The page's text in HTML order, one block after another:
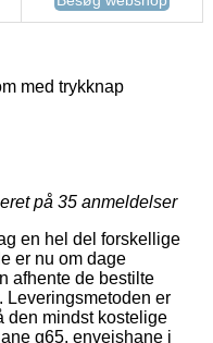
med trykknap
på 35 anmeldelser
en hel del forskellige
er nu om dage
afhente de bestilte
Leveringsmetoden er
den mindst kostelige
g65, envejshane i